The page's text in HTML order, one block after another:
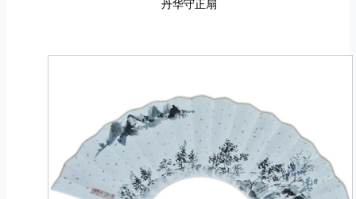
丹华守正扇